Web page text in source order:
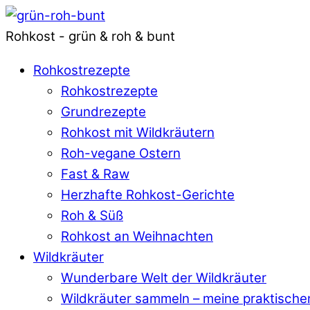
Rohkost - grün & roh & bunt
Rohkostrezepte
Rohkostrezepte
Grundrezepte
Rohkost mit Wildkräutern
Roh-vegane Ostern
Fast & Raw
Herzhafte Rohkost-Gerichte
Roh & Süß
Rohkost an Weihnachten
Wildkräuter
Wunderbare Welt der Wildkräuter
Wildkräuter sammeln – meine